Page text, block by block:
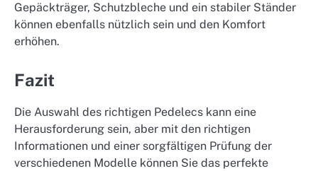
Gepäckträger, Schutzbleche und ein stabiler Ständer
können ebenfalls nützlich sein und den Komfort
erhöhen.
Fazit
Die Auswahl des richtigen Pedelecs kann eine
Herausforderung sein, aber mit den richtigen
Informationen und einer sorgfältigen Prüfung der
verschiedenen Modelle können Sie das perfekte